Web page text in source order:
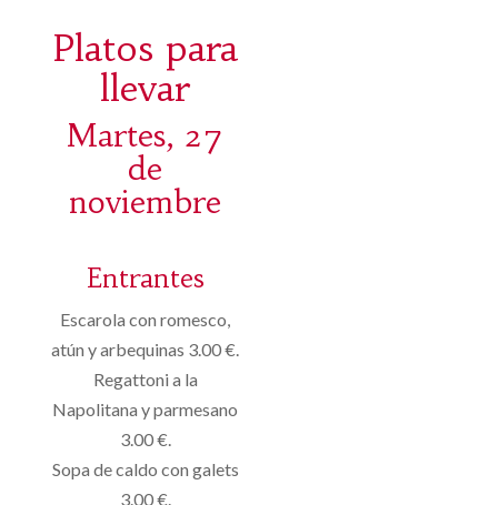
Platos para
llevar
Martes, 27
de
noviembre
Entrantes
Escarola con romesco,
atún y arbequinas 3.00 €.
Regattoni a la
Napolitana y parmesano
3.00 €.
Sopa de caldo con galets
3.00 €.